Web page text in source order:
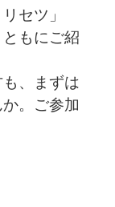
セツ」
もにご紹
、まずは
。ご参加